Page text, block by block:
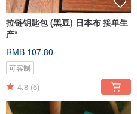
拉链钥匙包 (黑豆) 日本布 接单生
产*
RMB 107.80
可客制
4.8 (6)